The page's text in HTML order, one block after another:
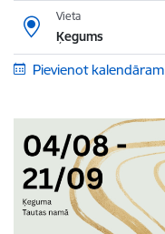
Vieta
Ķegums
Pievienot kalendāram